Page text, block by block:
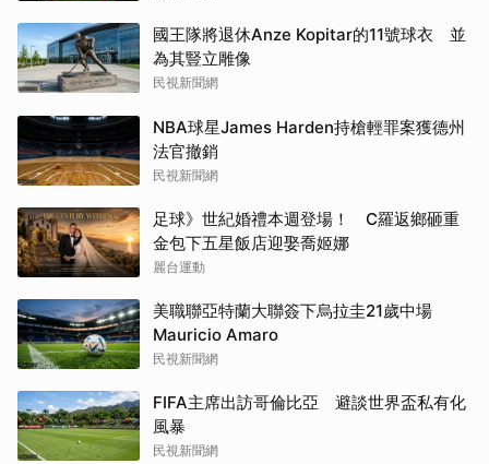
國王隊將退休Anze Kopitar的11號球衣 並
為其豎立雕像
民視新聞網
NBA球星James Harden持槍輕罪案獲德州
法官撤銷
民視新聞網
足球》世紀婚禮本週登場！ C羅返鄉砸重
金包下五星飯店迎娶喬姬娜
麗台運動
美職聯亞特蘭大聯簽下烏拉圭21歲中場
Mauricio Amaro
民視新聞網
FIFA主席出訪哥倫比亞 避談世界盃私有化
風暴
民視新聞網